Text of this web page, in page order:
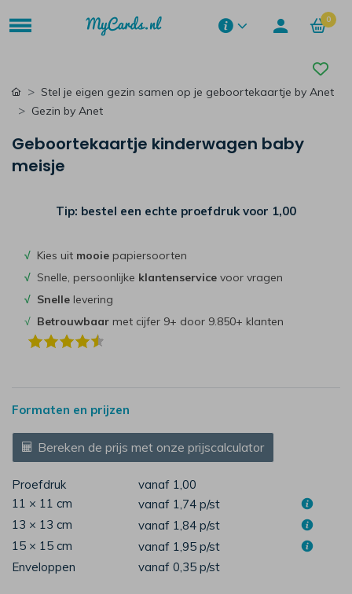
0
Stel je eigen gezin samen op je geboortekaartje by Anet
Gezin by Anet
Geboortekaartje kinderwagen baby
meisje
Tip: bestel een echte proefdruk voor 1,00
√ Kies uit mooie papiersoorten
√ Snelle, persoonlijke klantenservice voor vragen
√ Snelle levering
√ Betrouwbaar met cijfer 9+ door 9.850+ klanten
Formaten en prijzen
Bereken de prijs met onze prijscalculator
Proefdruk
vanaf 1,00
11 × 11 cm
vanaf 1,74 p/st
13 × 13 cm
vanaf 1,84 p/st
15 × 15 cm
vanaf 1,95 p/st
Enveloppen
vanaf 0,35 p/st